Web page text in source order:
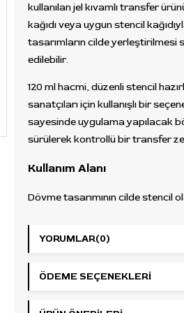
kullanılan jel kıvamlı transfer
kağıdı veya uygun stencil
tasarımların cilde yerleştirilmesi
edilebilir.
120 ml hacmi, düzenli stencil
sanatçıları için kullanışlı bir
sayesinde uygulama yapılacak
sürülerek kontrollü bir transfer
Kullanım Alanı
Dövme tasarımının cilde stencil
stencil kağıdıyla hazırlanan
Öne Çıkan Özellikler
YORUMLAR(0)
ÖDEME SEÇENEKLERI